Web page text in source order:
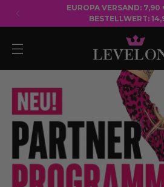
KOSTENLOSER VERSAND AB